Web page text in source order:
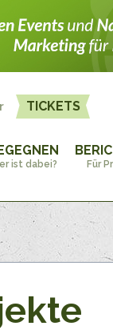
TICKETS
ist dabei? Für